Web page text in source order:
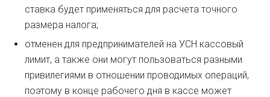
ставка будет применяться для расчета точного
размера налога;
отменен для предпринимателей на УСН кассовый
лимит, а также они могут пользоваться разными
привилегиями в отношении проводимых операций,
поэтому в конце рабочего дня в кассе может